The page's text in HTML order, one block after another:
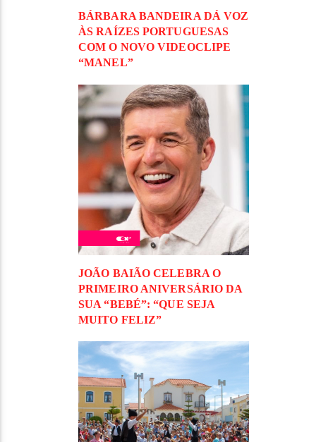
BÁRBARA BANDEIRA DÁ VOZ
ÀS RAÍZES PORTUGUESAS
COM O NOVO VIDEOCLIPE
“MANEL”
JOÃO BAIÃO CELEBRA O
PRIMEIRO ANIVERSÁRIO DA
SUA “BEBÉ”: “QUE SEJA
MUITO FELIZ”